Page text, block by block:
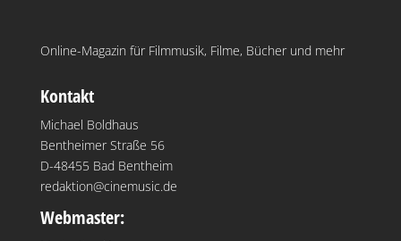
Online-Magazin für Filmmusik, Filme, Bücher und mehr
Kontakt
Michael Boldhaus
Bentheimer Straße 56
D-48455 Bad Bentheim
redaktion@cinemusic.de
Webmaster: